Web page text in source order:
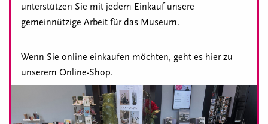
unterstützen Sie mit jedem Einkauf unsere
gemeinnützige Arbeit für das Museum.
Wenn Sie online einkaufen möchten, geht es hier zu
unserem Online-Shop.